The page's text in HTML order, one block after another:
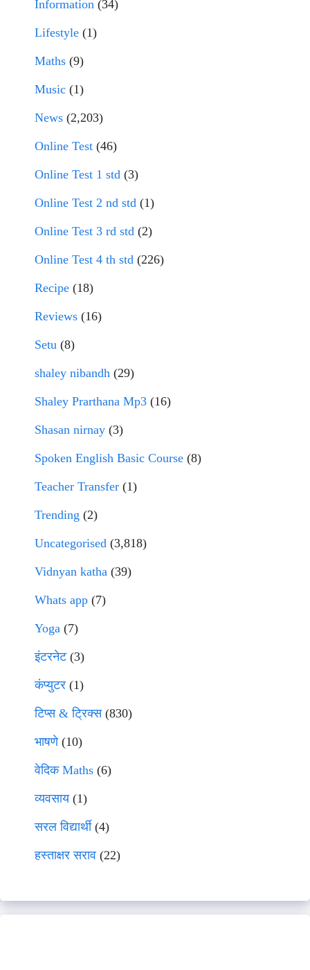
Information (34)
Lifestyle (1)
Maths (9)
Music (1)
News (2,203)
Online Test (46)
Online Test 1 std (3)
Online Test 2 nd std (1)
Online Test 3 rd std (2)
Online Test 4 th std (226)
Recipe (18)
Reviews (16)
Setu (8)
shaley nibandh (29)
Shaley Prarthana Mp3 (16)
Shasan nirnay (3)
Spoken English Basic Course (8)
Teacher Transfer (1)
Trending (2)
Uncategorised (3,818)
Vidnyan katha (39)
Whats app (7)
Yoga (7)
इंटरनेट(3)
कंप्युटर (1)
टिप्स & ट्रिक्स(830)
भाषणे(10)
वेदिक Maths (6)
व्यवसाय(1)
सरल विद्यार्थी(4)
हस्ताक्षर सराव (22)